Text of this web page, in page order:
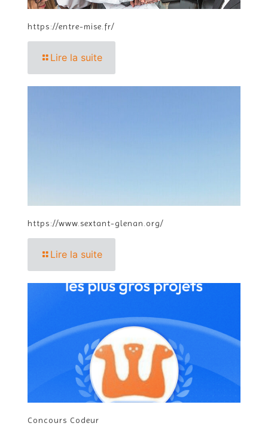
https://entre-mise.fr/
Lire la suite
https://www.sextant-glenan.org/
Lire la suite
Concours Codeur